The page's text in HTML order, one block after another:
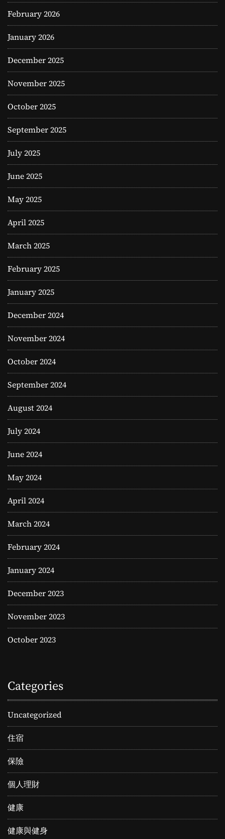
February 2026
January 2026
December 2025
November 2025
October 2025
September 2025
July 2025
June 2025
May 2025
April 2025
March 2025
February 2025
January 2025
December 2024
November 2024
October 2024
September 2024
August 2024
July 2024
June 2024
May 2024
April 2024
March 2024
February 2024
January 2024
December 2023
November 2023
October 2023
Categories
Uncategorized
住宿
保險
個人理財
健康
健康與健身